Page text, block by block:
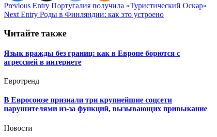
Навигация
по
записям
Previous Entry Португалия получила «Туристический Оскар»
Next Entry Роды в Финляндии: как это устроено
Читайте также
Язык вражды без границ: как в Европе борются с
агрессией в интернете
Евротренд
В Евросоюзе признали три крупнейшие соцсети
нарушителями из-за функций, вызывающих привыкание
Новости